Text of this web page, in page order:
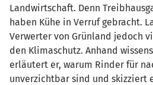
Landwirtschaft. Denn
haben Kühe in Verruf gebracht.
Verwerter von Grünland jedoch
den Klimaschutz. Anhand
erläutert er, warum Rinder für
unverzichtbar sind und skizziert